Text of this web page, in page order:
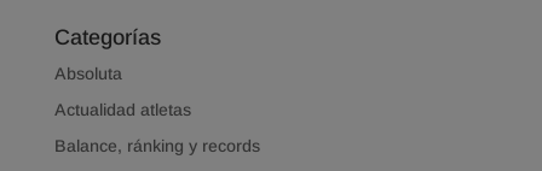
Categorías
Absoluta
Actualidad atletas
Balance, ránking y records